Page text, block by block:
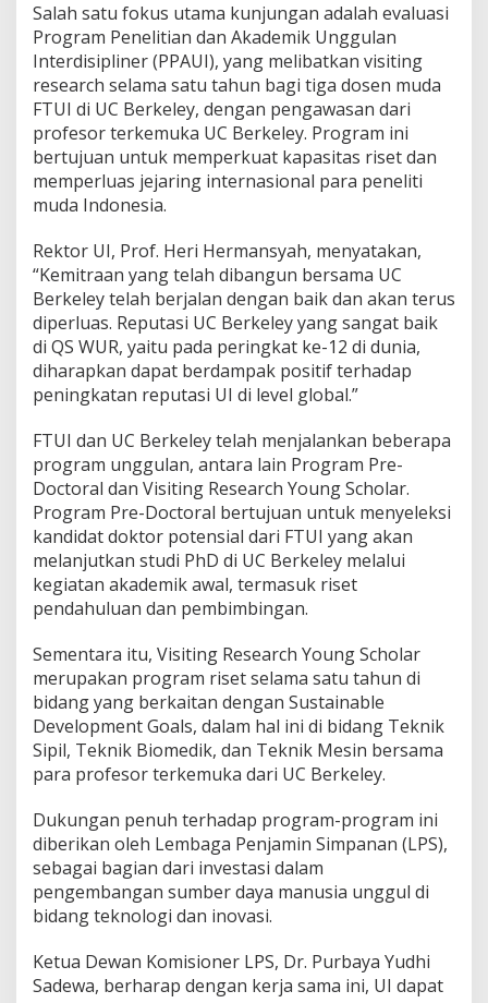
d
a
a
m
B
i
d
a
n
e
k
n
o
l
o
g
a
n
R
i
s
e
Salah satu fokus utama kunjungan adalah evaluasi
Program Penelitian dan Akademik Unggulan
Interdisipliner (PPAUI), yang melibatkan visiting
research selama satu tahun bagi tiga dosen muda
FTUI di UC Berkeley, dengan pengawasan dari
profesor terkemuka UC Berkeley. Program ini
bertujuan untuk memperkuat kapasitas riset dan
memperluas jejaring internasional para peneliti
muda Indonesia.
Rektor UI, Prof. Heri Hermansyah, menyatakan,
“Kemitraan yang telah dibangun bersama UC
Berkeley telah berjalan dengan baik dan akan terus
diperluas. Reputasi UC Berkeley yang sangat baik
di QS WUR, yaitu pada peringkat ke-12 di dunia,
diharapkan dapat berdampak positif terhadap
peningkatan reputasi UI di level global.”
FTUI dan UC Berkeley telah menjalankan beberapa
program unggulan, antara lain Program Pre-
Doctoral dan Visiting Research Young Scholar.
Program Pre-Doctoral bertujuan untuk menyeleksi
kandidat doktor potensial dari FTUI yang akan
melanjutkan studi PhD di UC Berkeley melalui
kegiatan akademik awal, termasuk riset
pendahuluan dan pembimbingan.
Sementara itu, Visiting Research Young Scholar
merupakan program riset selama satu tahun di
bidang yang berkaitan dengan Sustainable
Development Goals, dalam hal ini di bidang Teknik
Sipil, Teknik Biomedik, dan Teknik Mesin bersama
para profesor terkemuka dari UC Berkeley.
Dukungan penuh terhadap program-program ini
diberikan oleh Lembaga Penjamin Simpanan (LPS),
sebagai bagian dari investasi dalam
pengembangan sumber daya manusia unggul di
bidang teknologi dan inovasi.
Ketua Dewan Komisioner LPS, Dr. Purbaya Yudhi
Sadewa, berharap dengan kerja sama ini, UI dapat